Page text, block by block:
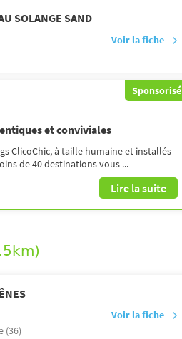
SOLANGE SAND
Voir la fiche
Sponsorisé
et conviviales
ClicoChic, à taille humaine et installés
de 40 destinations vous ...
Lire la suite
(36)
Voir la fiche